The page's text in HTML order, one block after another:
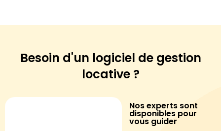
Besoin d'un logiciel de gestion
locative ?
Nos experts sont
disponibles pour
vous guider